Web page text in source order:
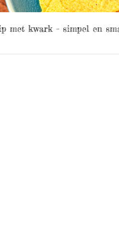
met kwark – simpel en